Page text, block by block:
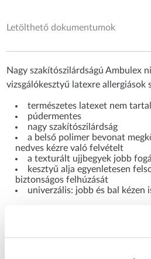
Letölthető dokumentumok
Nagy szakítószilárdságú Ambulex
vizsgálókesztyű latexre allergiások
természetes latexet nem
púdermentes
nagy szakítószilárdság
a belső polimer bevonat
nedves kézre való felvételt
a texturált ujjbegyek jobb
kesztyű alja egyenletesen
biztonságos felhúzását
univerzális: jobb és bal kézen